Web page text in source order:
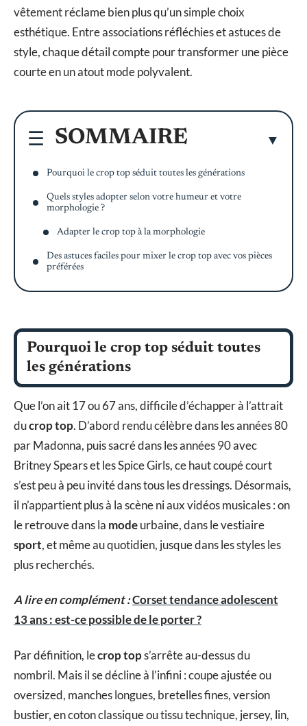
vêtement réclame bien plus qu’un simple choix
esthétique. Entre associations réfléchies et astuces de
style, chaque détail compte pour transformer une pièce
courte en un atout mode polyvalent.
SOMMAIRE
Pourquoi le crop top séduit toutes les générations
Quels styles adopter selon votre humeur et votre
morphologie ?
Adapter le crop top à la morphologie
Des astuces faciles pour mixer le crop top avec vos pièces
préférées
Pourquoi le crop top séduit toutes
les générations
Que l’on ait 17 ou 67 ans, difficile d’échapper à l’attrait
ducrop top. D’abord rendu célèbre dans les années 80
par Madonna, puis sacré dans les années 90 avec
Britney Spears et les Spice Girls, ce haut coupé court
s’est peu à peu invité dans tous les dressings. Désormais,
il n’appartient plus à la scène ni aux vidéos musicales : on
le retrouve dans la modeurbaine, dans le vestiaire
sport, et même au quotidien, jusque dans les styles les
plus recherchés.
A lire en complément :Corset tendance adolescent
13 ans : est-ce possible de le porter ?
Par définition, lecrop tops’arrête au-dessus du
nombril. Mais il se décline à l’infini : coupe ajustée ou
oversized, manches longues, bretelles fines, version
bustier, en coton classique ou tissu technique, jersey, lin,